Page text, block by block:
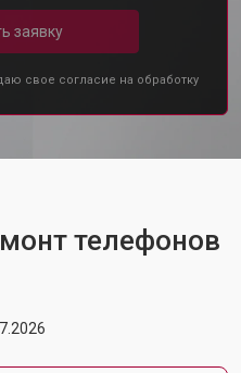
заявку
свое согласие на обработку
телефонов